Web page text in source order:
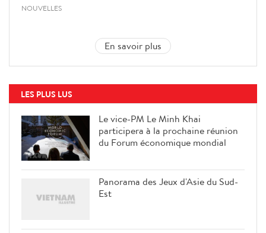
NOUVELLES
En savoir plus
LES PLUS LUS
Le vice-PM Le Minh Khai
participera à la prochaine réunion
du Forum économique mondial
Panorama des Jeux d'Asie du Sud-
Est